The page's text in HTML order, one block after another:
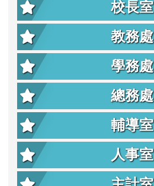
校長室
教務處
學務處
總務處
輔導室
人事室